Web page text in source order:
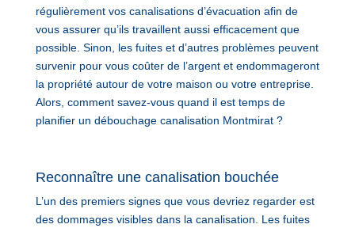
régulièrement vos canalisations d’évacuation afin de
vous assurer qu’ils travaillent aussi efficacement que
possible. Sinon, les fuites et d’autres problèmes peuvent
survenir pour vous coûter de l’argent et endommageront
la propriété autour de votre maison ou votre entreprise.
Alors, comment savez-vous quand il est temps de
planifier un débouchage canalisation Montmirat ?
Reconnaître une canalisation bouchée
L’un des premiers signes que vous devriez regarder est
des dommages visibles dans la canalisation. Les fuites